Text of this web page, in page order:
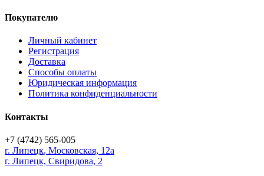
Покупателю
Личный кабинет
Регистрация
Доставка
Способы оплаты
Юридическая информация
Политика конфиденциальности
Контакты
+7 (4742) 565-005
г. Липецк, Московская, 12а
г. Липецк, Свиридова, 2